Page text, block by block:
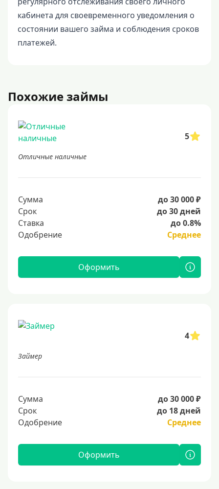
кабинета для своевременного уведомления о
состоянии вашего займа и соблюдения сроков
платежей.
Похожие займы
5
Отличные наличные
Сумма
до 30 000 ₽
Срок
до 30 дней
Ставка
до 0.8%
Одобрение
Среднее
Оформить
4
Займер
Сумма
до 30 000 ₽
Срок
до 18 дней
Одобрение
Среднее
Оформить